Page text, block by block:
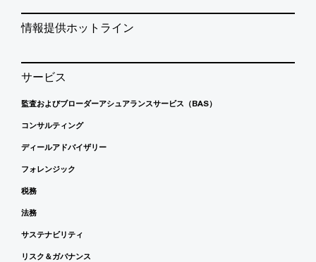
情報提供ホットライン
サービス
監査およびブローダーアシュアランスサービス（BAS）
コンサルティング
ディールアドバイザリー
フォレンジック
税務
法務
サステナビリティ
リスク＆ガバナンス